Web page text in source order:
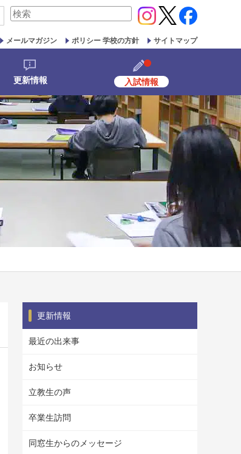
検
対
象:
メールマガジン ポリシー 学校の方針 サイトマップ
更新情報 入試情報
更新情報
最近の出来事
お知らせ
立教生の声
卒業生訪問
同窓生からのメッセージ